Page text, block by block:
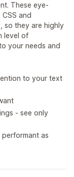
These eye-
and
so they are highly
level of
your needs and
to your text
- see only
as